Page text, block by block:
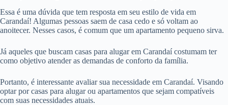
Essa é uma dúvida que tem resposta em seu estilo de vida em
Carandaí! Algumas pessoas saem de casa cedo e só voltam ao
anoitecer. Nesses casos, é comum que um apartamento pequeno sirva.
Já aqueles que buscam casas para alugar em Carandaí costumam ter
como objetivo atender as demandas de conforto da família.
Portanto, é interessante avaliar sua necessidade em Carandaí. Visando
optar por casas para alugar ou apartamentos que sejam compatíveis
com suas necessidades atuais.